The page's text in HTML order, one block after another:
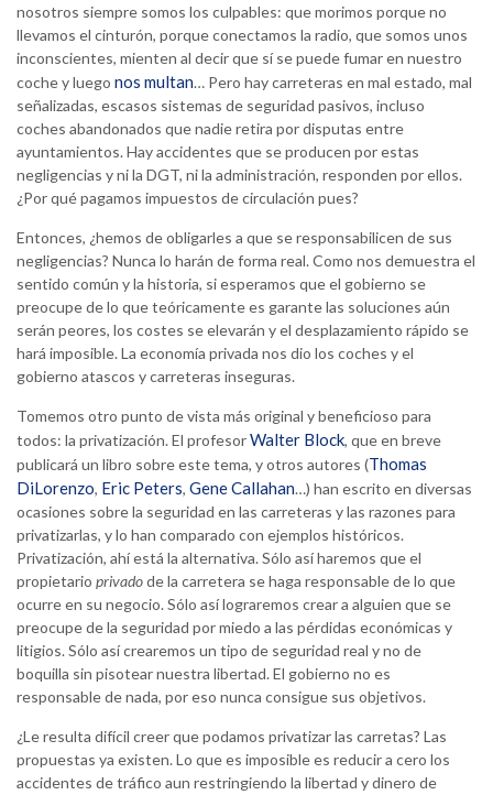
nosotros siempre somos los culpables: que morimos porque no
llevamos el cinturón, porque conectamos la radio, que somos unos
inconscientes, mienten al decir que sí se puede fumar en nuestro
coche y luego nos multan… Pero hay carreteras en mal estado, mal
señalizadas, escasos sistemas de seguridad pasivos, incluso
coches abandonados que nadie retira por disputas entre
ayuntamientos. Hay accidentes que se producen por estas
negligencias y ni la DGT, ni la administración, responden por ellos.
¿Por qué pagamos impuestos de circulación pues?
Entonces, ¿hemos de obligarles a que se responsabilicen de sus
negligencias? Nunca lo harán de forma real. Como nos demuestra el
sentido común y la historia, si esperamos que el gobierno se
preocupe de lo que teóricamente es garante las soluciones aún
serán peores, los costes se elevarán y el desplazamiento rápido se
hará imposible. La economía privada nos dio los coches y el
gobierno atascos y carreteras inseguras.
Tomemos otro punto de vista más original y beneficioso para
todos: la privatización. El profesorWalter Block, que en breve
publicará un libro sobre este tema, y otros autores (Thomas
DiLorenzo, Eric Peters, Gene Callahan…) han escrito en diversas
ocasiones sobre la seguridad en las carreteras y las razones para
privatizarlas, y lo han comparado con ejemplos históricos.
Privatización, ahí está la alternativa. Sólo así haremos que el
propietario privadode la carretera se haga responsable de lo que
ocurre en su negocio. Sólo así lograremos crear a alguien que se
preocupe de la seguridad por miedo a las pérdidas económicas y
litigios. Sólo así crearemos un tipo de seguridad real y no de
boquilla sin pisotear nuestra libertad. El gobierno no es
responsable de nada, por eso nunca consigue sus objetivos.
¿Le resulta difícil creer que podamos privatizar las carretas? Las
propuestas ya existen. Lo que es imposible es reducir a cero los
accidentes de tráfico aun restringiendo la libertad y dinero de